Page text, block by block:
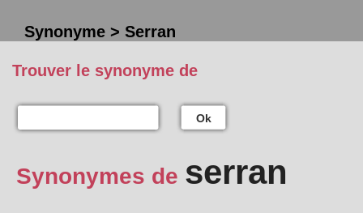
Synonyme > Serran
Trouver le synonyme de
Ok
Synonymes de serran